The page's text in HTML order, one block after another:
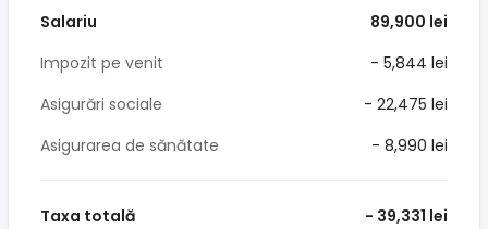
Salariu
89,900 lei
Impozit pe venit
- 5,844 lei
Asigurări sociale
- 22,475 lei
Asigurarea de sănătate
- 8,990 lei
Taxa totală - 39,331 lei